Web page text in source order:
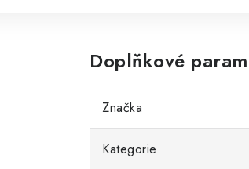
Doplňkové
Značka
Kategorie